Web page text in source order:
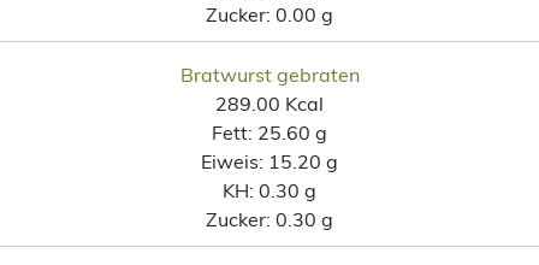
Zucker: 0.00 g
Bratwurst gebraten
289.00 Kcal
Fett: 25.60 g
Eiweis: 15.20 g
KH: 0.30 g
Zucker: 0.30 g